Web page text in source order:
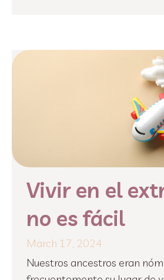
Vivir en el
no es fácil
March 17, 2024
Nuestros ancestros eran